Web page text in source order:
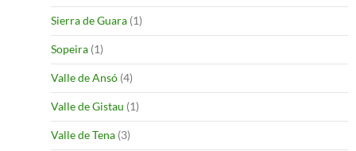
Sierra de Guara (1)
Sopeira (1)
Valle de Ansó (4)
Valle de Gistau (1)
Valle de Tena (3)